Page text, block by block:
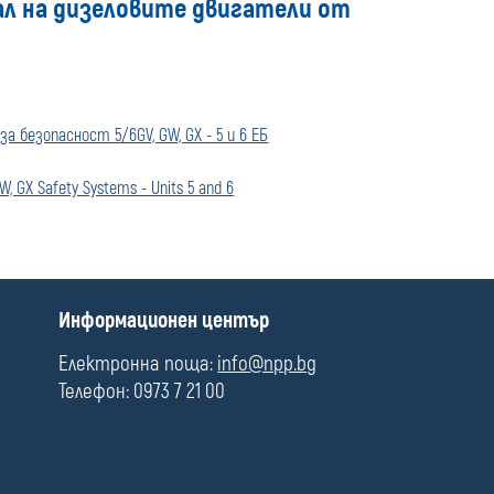
media
на дизеловите двигатели от
5/6GV, GW, GX - 5 и 6 ЕБ
GX Safety Systems - Units 5 and 6
П
л
е
Информационен център
Електронна поща: info@npp.bg
Телефон: 0973 7 21 00